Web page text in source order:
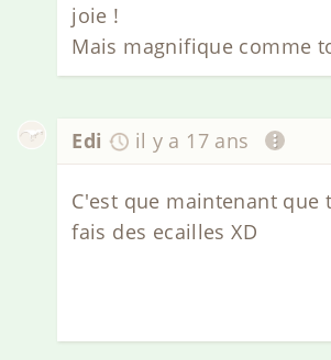
joie !
Mais magnifique comme
Edi il y a 17 ans
C'est que maintenant que
fais des ecailles XD